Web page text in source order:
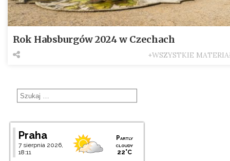
Rok Habsburgów 2024 w Czechach
+WSZYSTKIE
Praha
7 sierpnia 2026,
18:11
Partly
cloudy
22°C